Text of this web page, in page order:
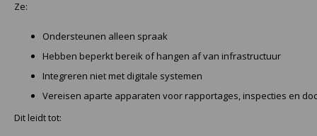
RealWear
Samsung
Sonim
Ze:
Ondersteunen alleen spraak
Hebben beperkt bereik of hangen af van infrastructuur
Integreren niet met digitale systemen
Vereisen aparte apparaten voor rapportages, inspecties en
Dit leidt tot: